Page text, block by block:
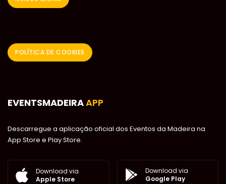
POLÍTICA DE COOKIES
EVENTSMADEIRAAPP
Descarregue a aplicação oficial dos Eventos da Madeira na
App Store e Play Store.
Download via
Apple Store
Download via
Google Play